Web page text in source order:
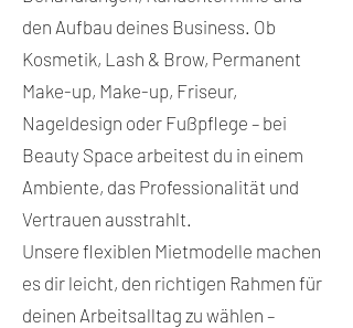
den Aufbau deines Business. Ob
Kosmetik, Lash & Brow, Permanent
Make-up, Make-up, Friseur,
Nageldesign oder Fußpflege – bei
Beauty Space arbeitest du in einem
Ambiente, das Professionalität und
Vertrauen ausstrahlt.
Unsere flexiblen Mietmodelle machen
es dir leicht, den richtigen Rahmen für
deinen Arbeitsalltag zu wählen –